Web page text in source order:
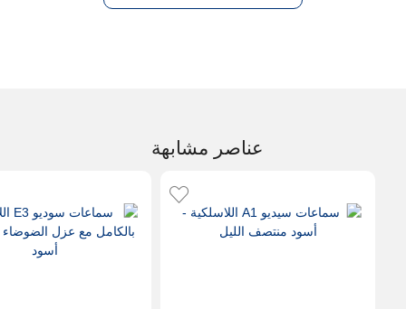
عناصر مشابهة